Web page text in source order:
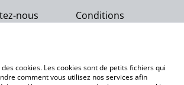
nous
Conditions
de
Politique de cookies
Notre engagement
cookies. Les cookies sont de petits fichiers qui
comment vous utilisez nos services afin